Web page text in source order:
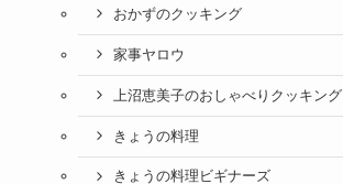
おかずのクッキング
家事ヤロウ
上沼恵美子のおしゃべりクッキング
きょうの料理
きょうの料理ビギナーズ